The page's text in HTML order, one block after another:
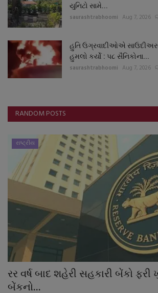
યુનિટો સામે...
saurashtrabhoomi Aug 7, 2026
હુતિ ઉગ્રવાદીઓએ
હુમલો કર્યો : પ૮ સૈનિકોના...
saurashtrabhoomi Aug 7, 2026
RANDOM POSTS
રાષ્ટ્રીય
રર વર્ષ બાદ શહેરી સહકારી બેંકો
બેંકનો...